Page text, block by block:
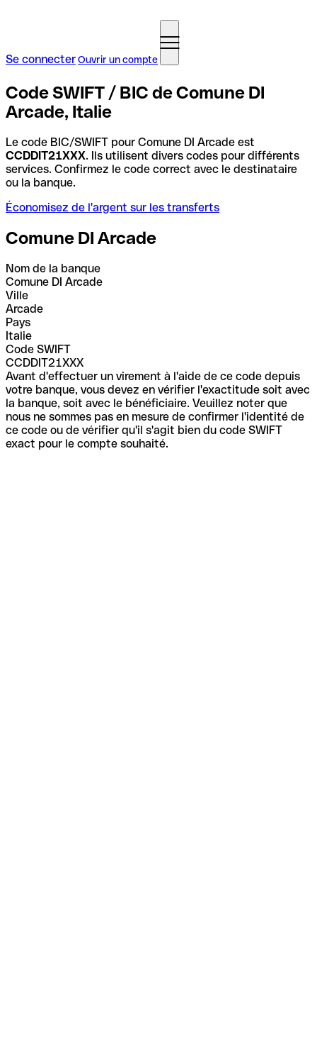
Se connecterOuvrir un compte
Code SWIFT / BIC de Comune DI
Arcade, Italie
Le code BIC/SWIFT pour Comune DI Arcade est
CCDDIT21XXX. Ils utilisent divers codes pour différents
services. Confirmez le code correct avec le destinataire
ou la banque.
Économisez de l'argent sur les transferts
Comune DI Arcade
Nom de la banque
Comune DI Arcade
Ville
Arcade
Pays
Italie
Code SWIFT
CCDDIT21XXX
Avant d'effectuer un virement à l'aide de ce code depuis
votre banque, vous devez en vérifier l'exactitude soit avec
la banque, soit avec le bénéficiaire. Veuillez noter que
nous ne sommes pas en mesure de confirmer l'identité de
ce code ou de vérifier qu'il s'agit bien du code SWIFT
exact pour le compte souhaité.